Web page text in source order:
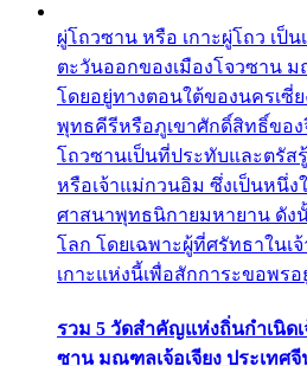
ผู่โถวซาน หรือ เกาะผู่โถว เป็
ตะวันออกของเมืองโจวซาน ม
โดยอยู่ทางตอนใต้ของนครเซี่ย
พุทธคีรีหรือภูเขาศักดิ์สิทธิ์ขอ
โถวซานเป็นที่ประทับและตรัส
หรือเจ้าแม่กวนอิม ซึ่งเป็นหนึ่
ศาสนาพุทธนิกายมหายาน ดัง
โลก โดยเฉพาะผู้ที่ศรัทธาในเ
เกาะแห่งนี้เพื่อสักการะขอพร
รวม 5 วัดสำคัญแห่งถิ่นกำเนิด
ซาน มณฑลเจ้อเจียง ประเทศจี